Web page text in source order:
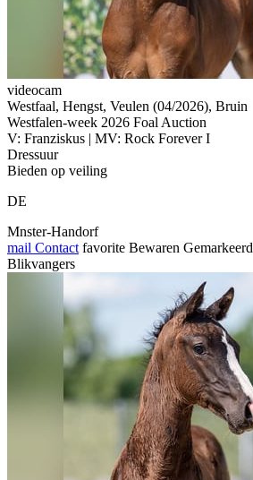
videocam
Westfaal, Hengst, Veulen (04/2026), Bruin
Westfalen-week 2026 Foal Auction
V: Franziskus | MV: Rock Forever I
Dressuur
Bieden op veiling
DE
Mnster-Handorf
mail Contact favorite Bewaren Gemarkeerd
Blikvangers